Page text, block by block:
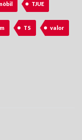
TJUE
TS valor